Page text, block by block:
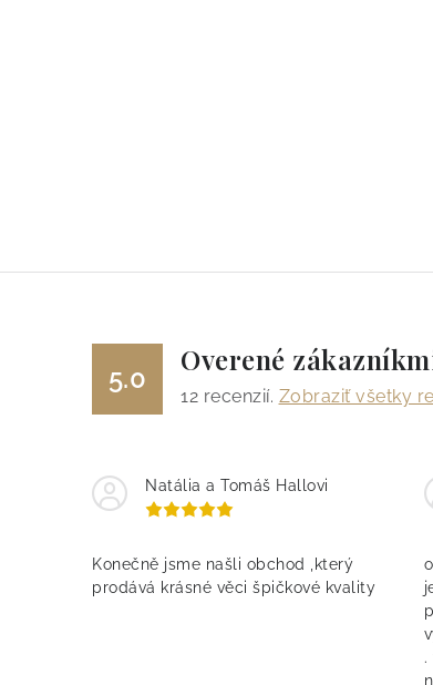
5.0
Overené
12 recenzií. Zobraziť všetky
Natália a Tomáš Hallovi
Konečně jsme našli obchod ,který
prodává krásné věci špičkové kvality
.